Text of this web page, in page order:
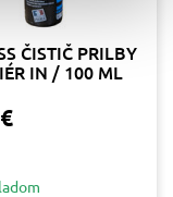
ČISTIČ PRILBY
IN / 100 ML